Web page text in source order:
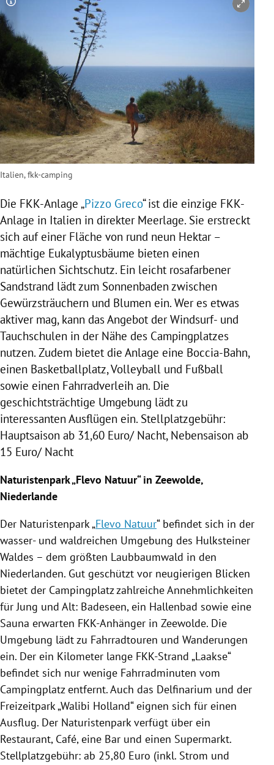
Copyright-Hinweis öffnen/schließen
Italien, fkk-camping
Die FKK-Anlage „Pizzo Greco“ ist die einzige FKK-
Anlage in Italien in direkter Meerlage. Sie erstreckt
sich auf einer Fläche von rund neun Hektar –
mächtige Eukalyptusbäume bieten einen
natürlichen Sichtschutz. Ein leicht rosafarbener
Sandstrand lädt zum Sonnenbaden zwischen
Gewürzsträuchern und Blumen ein. Wer es etwas
aktiver mag, kann das Angebot der Windsurf- und
Tauchschulen in der Nähe des Campingplatzes
nutzen. Zudem bietet die Anlage eine Boccia-Bahn,
einen Basketballplatz, Volleyball und Fußball
sowie einen Fahrradverleih an. Die
geschichtsträchtige Umgebung lädt zu
interessanten Ausflügen ein. Stellplatzgebühr:
Hauptsaison ab 31,60 Euro/ Nacht, Nebensaison ab
15 Euro/ Nacht
Naturistenpark„Flevo Natuur“ in Zeewolde,
Niederlande
Der Naturistenpark„Flevo Natuur“ befindet sich in der
wasser- und waldreichen Umgebung des Hulksteiner
Waldes – dem größten Laubbaumwald in den
Niederlanden. Gut geschützt vor neugierigen Blicken
bietet der Campingplatzzahlreiche Annehmlichkeiten
für Jung und Alt: Badeseen, ein Hallenbad sowie eine
Sauna erwarten FKK-Anhänger in Zeewolde. Die
Umgebung lädt zu Fahrradtouren und Wanderungen
ein. Der ein Kilometer lange FKK-Strand „Laakse“
befindet sich nur wenige Fahrradminuten vom
Campingplatzentfernt. Auch das Delfinarium und der
Freizeitpark „Walibi Holland“ eignen sich für einen
Ausflug. Der Naturistenparkverfügt über ein
Restaurant, Café, eine Bar und einen Supermarkt.
Stellplatzgebühr: ab 25,80 Euro (inkl. Strom und